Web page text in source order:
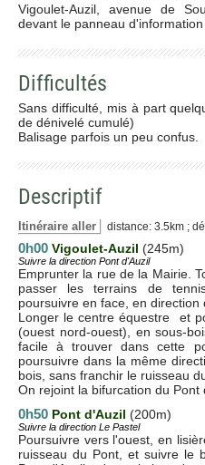
Vigoulet-Auzil, avenue de
devant le panneau
Difficultés
Sans difficulté, mis à part
de dénivelé cumulé)
Balisage parfois un peu confus.
Descriptif
Itinéraire aller distance: 3.5km ;
0h00 Vigoulet-Auzil (245m)
Suivre la direction Pont d'Auzil
Emprunter la rue de la Mairie.
passer les terrains de
poursuivre en face, en direction
Longer le centre équestre et
(ouest nord-ouest), en sous-
facile à trouver dans cette
poursuivre dans la même
bois, sans franchir le ruisseau
On rejoint la bifurcation du Pont
0h50 Pont d'Auzil (200m)
Suivre la direction Le Pastel
Poursuivre vers l'ouest, en
ruisseau du Pont, et suivre le